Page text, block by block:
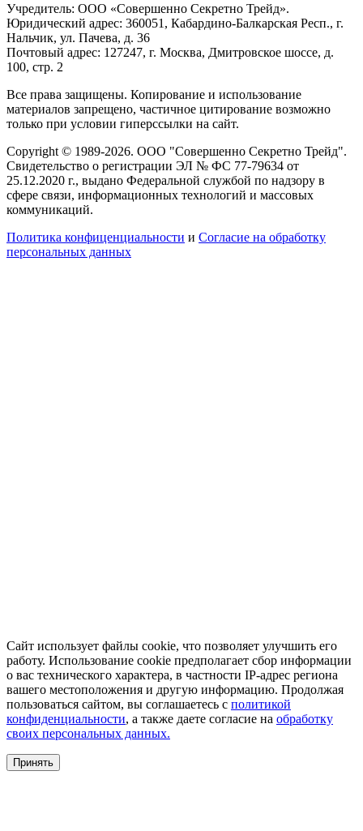
Учредитель: ООО «Совершенно Секретно Трейд».
Юридический адрес: 360051, Кабардино-Балкарская Респ., г.
Нальчик, ул. Пачева, д. 36
Почтовый адрес: 127247, г. Москва, Дмитровское шоссе, д.
100, стр. 2
Все права защищены. Копирование и использование
материалов запрещено, частичное цитирование возможно
только при условии гиперссылки на сайт.
Copyright © 1989-2026. ООО "Совершенно Секретно Трейд".
Свидетельство о регистрации ЭЛ № ФС 77-79634 от
25.12.2020 г., выдано Федеральной службой по надзору в
сфере связи, информационных технологий и массовых
коммуникаций.
Политика конфиценциальности и Согласие на обработку
персональных данных
Сайт использует файлы cookie, что позволяет улучшить его
работу. Использование cookie предполагает сбор информации
о вас технического характера, в частности IP-адрес региона
вашего местоположения и другую информацию. Продолжая
пользоваться сайтом, вы соглашаетесь с политикой
конфиденциальности, а также даете согласие на обработку
своих персональных данных.
Принять